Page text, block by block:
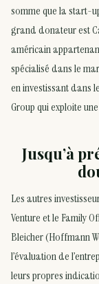
somme que la start-
grand donateur est
américain
spécialisé dans le
en investissant dans
Group qui exploite
Jusqu’à
Les autres
Venture et le Family
Bleicher (Hoffmann
l’évaluation de
leurs propres